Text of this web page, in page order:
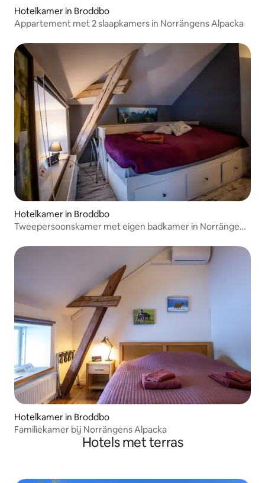
Hotelkamer in Broddbo
Appartement met 2 slaapkamers in Norrängens Alpacka
Hotelkamer in Broddbo
Tweepersoonskamer met eigen badkamer in Norrängens
Hotelkamer in Broddbo
Familiekamer bij Norrängens Alpacka
Hotels met terras